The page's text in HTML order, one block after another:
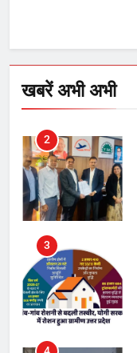
खबरें अभी अभी
2
3